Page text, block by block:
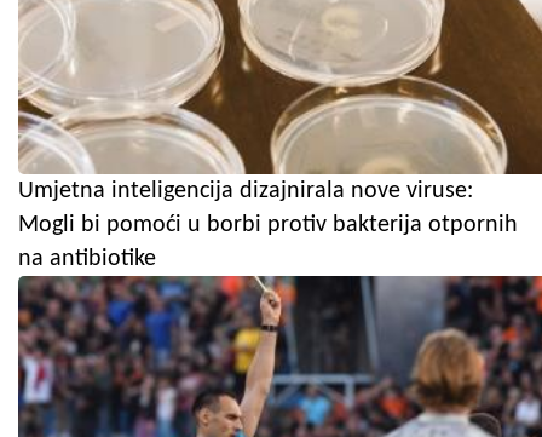
Umjetna inteligencija dizajnirala nove viruse:
Mogli bi pomoći u borbi protiv bakterija otpornih
na antibiotike